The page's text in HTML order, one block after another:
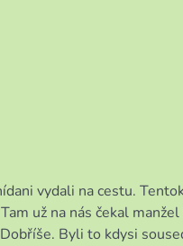
vydali na cestu.
už na nás čekal manžel
Byli to kdysi